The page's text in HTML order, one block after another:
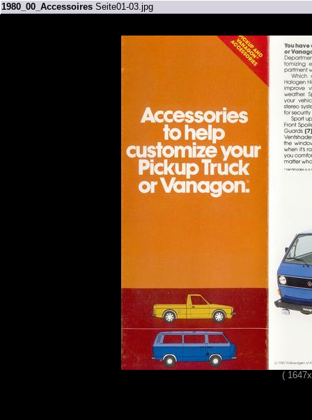
1980_00_AccessoiresSeite01-03.jpg
(